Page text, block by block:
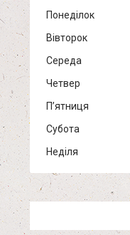
Понеділок
Вівторок
Середа
Четвер
Пʼятниця
Субота
Неділя